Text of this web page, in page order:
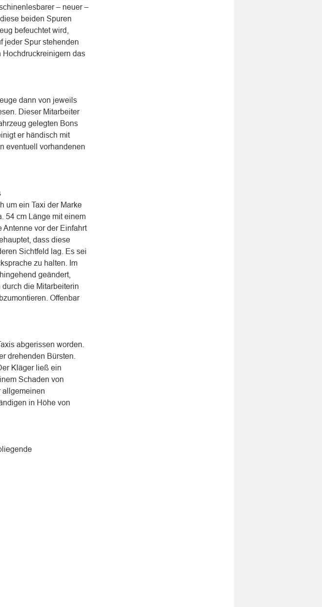
– neuer –
beiden Spuren
befeuchtet wird,
jeder Spur stehenden
Hochdruckreinigern das
dann von jeweils
Dieser Mitarbeiter
gelegten Bons
er händisch mit
eventuell vorhandenen
um ein Taxi der Marke
54 cm Länge mit einem
vor der Einfahrt
dass diese
Sichtfeld lag. Es sei
zu halten. Im
geändert,
die Mitarbeiterin
Offenbar
abgerissen worden.
drehenden Bürsten.
Kläger ließ ein
Schaden von
allgemeinen
in Höhe von